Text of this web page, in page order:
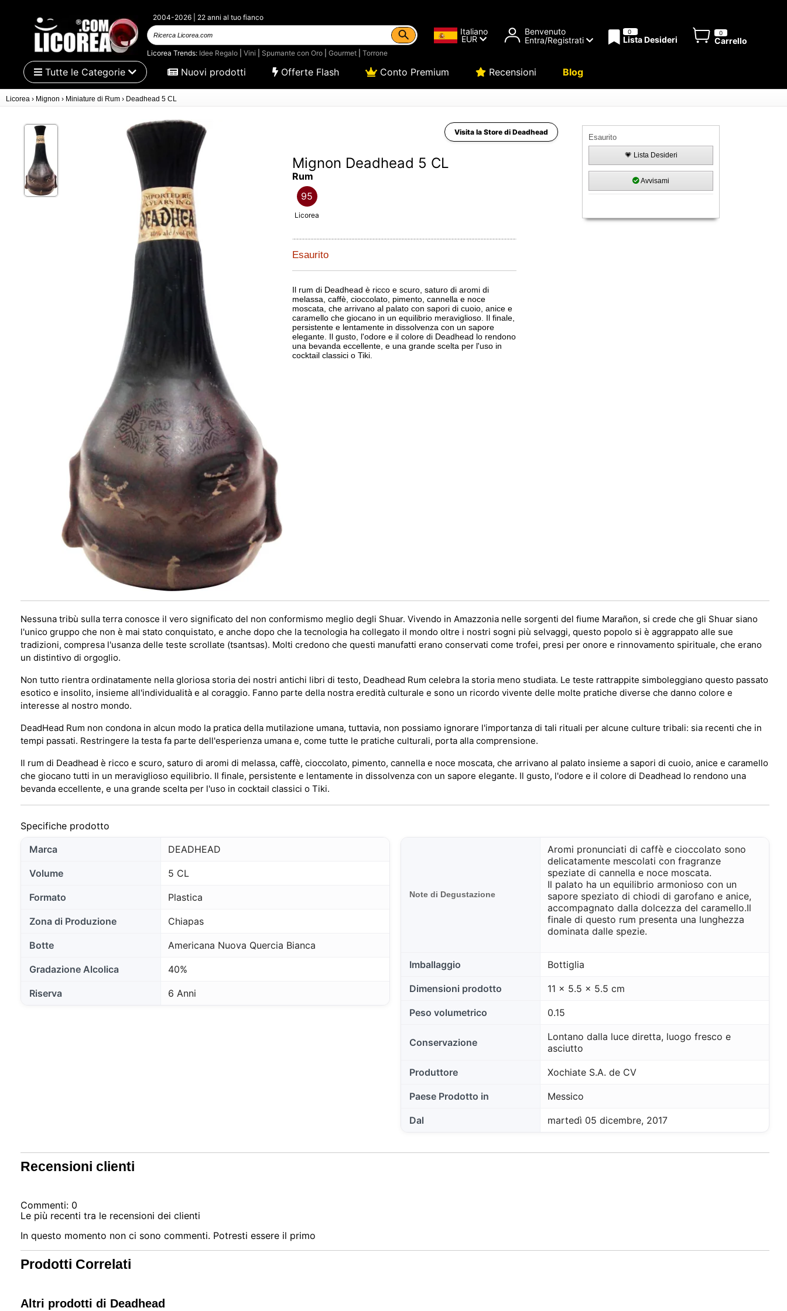
2004-2026 | 22 anni al tuo fianco
Ricerca Licorea.com
Licorea Trends: Idee Regalo| Vini Spumante con Oro| Gourmet| Torrone
Italiano
EUR
Benvenuto
Entra/Registrati
0
Lista Desideri
0
Carrello
Tutte le Categorie Nuovi prodotti Offerte Flash Conto Premium Recensioni Blog
Licorea › Mignon › Miniature di Rum › Deadhead 5 CL
Visita la Store di Deadhead
Mignon Deadhead 5 CL
Rum
95
Licorea
Esaurito
Il rum di Deadhead è ricco e scuro, saturo di aromi di
melassa, caffè, cioccolato, pimento, cannella e noce
moscata, che arrivano al palato con sapori di cuoio, anice e
caramello che giocano in un equilibrio meraviglioso. Il finale,
persistente e lentamente in dissolvenza con un sapore
elegante. Il gusto, l'odore e il colore di Deadhead lo rendono
una bevanda eccellente, e una grande scelta per l'uso in
cocktail classici o Tiki.
Esaurito
💗 Lista Desideri
Avvisami
Nessuna tribù sulla terra conosce il vero significato del non conformismo meglio degli Shuar. Vivendo in Amazzonia nelle sorgenti del fiume Marañon, si crede che gli Shuar siano
l'unico gruppo che non è mai stato conquistato, e anche dopo che la tecnologia ha collegato il mondo oltre i nostri sogni più selvaggi, questo popolo si è aggrappato alle sue
tradizioni, compresa l'usanza delle teste scrollate (tsantsas). Molti credono che questi manufatti erano conservati come trofei, presi per onore e rinnovamento spirituale, che erano
un distintivo di orgoglio.
Non tutto rientra ordinatamente nella gloriosa storia dei nostri antichi libri di testo, Deadhead Rum celebra la storia meno studiata. Le teste rattrappite simboleggiano questo passato
esotico e insolito, insieme all'individualità e al coraggio. Fanno parte della nostra eredità culturale e sono un ricordo vivente delle molte pratiche diverse che danno colore e
interesse al nostro mondo.
DeadHead Rum non condona in alcun modo la pratica della mutilazione umana, tuttavia, non possiamo ignorare l'importanza di tali rituali per alcune culture tribali: sia recenti che in
tempi passati. Restringere la testa fa parte dell'esperienza umana e, come tutte le pratiche culturali, porta alla comprensione.
Il rum di Deadhead è ricco e scuro, saturo di aromi di melassa, caffè, cioccolato, pimento, cannella e noce moscata, che arrivano al palato insieme a sapori di cuoio, anice e caramello
che giocano tutti in un meraviglioso equilibrio. Il finale, persistente e lentamente in dissolvenza con un sapore elegante. Il gusto, l'odore e il colore di Deadhead lo rendono una
bevanda eccellente, e una grande scelta per l'uso in cocktail classici o Tiki.
Specifiche prodotto
Marca
DEADHEAD
Volume 5 CL
Formato Plastica
Zona di Produzione Chiapas
Botte Americana Nuova Quercia Bianca
Gradazione Alcolica 40%
Riserva 6 Anni
Note di Degustazione
Aromi pronunciati di caffè e cioccolato sono
delicatamente mescolati con fragranze
speziate di cannella e noce moscata.
Il palato ha un equilibrio armonioso con un
sapore speziato di chiodi di garofano e anice,
accompagnato dalla dolcezza del caramello.Il
finale di questo rum presenta una lunghezza
dominata dalle spezie.
Imballaggio Bottiglia
Dimensioni prodotto 11 x 5.5 x 5.5 cm
Peso volumetrico 0.15
Conservazione
Lontano dalla luce diretta, luogo fresco e
asciutto
Produttore Xochiate S.A. de CV
Paese Prodotto in Messico
Dal martedì 05 dicembre, 2017
Recensioni clienti
Commenti: 0
Le più recenti tra le recensioni dei clienti
In questo momento non ci sono commenti. Potresti essere il primo
Prodotti Correlati
Altri prodotti di Deadhead